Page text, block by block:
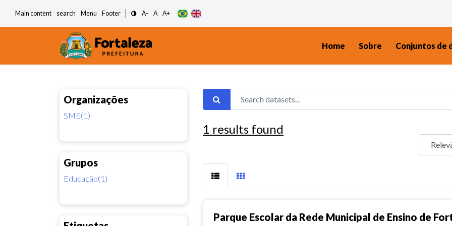
Main content search Menu Footer A- A A+
Home Sobre Conjuntos de
Organizações
SME(1)
Grupos
Educação(1)
1 results found
Parque Escolar da Rede Municipal de Ensino de